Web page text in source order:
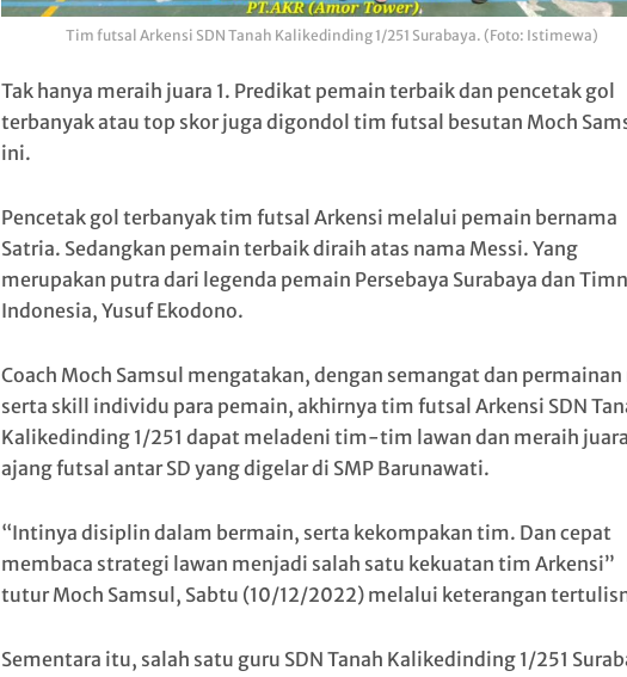
Tim futsal Arkensi SDN Tanah Kalikedinding 1/251 Surabaya. (Foto: Istimewa)
Tak hanya meraih juara 1. Predikat pemain terbaik dan pencetak gol
terbanyak atau top skor juga digondol tim futsal besutan Moch
ini.
Pencetak gol terbanyak tim futsal Arkensi melalui pemain bernama
Satria. Sedangkan pemain terbaik diraih atas nama Messi. Yang
merupakan putra dari legenda pemain Persebaya Surabaya dan
Indonesia, Yusuf Ekodono.
Coach Moch Samsul mengatakan, dengan semangat dan permainan
serta skill individu para pemain, akhirnya tim futsal Arkensi SDN
Kalikedinding 1/251 dapat meladeni tim-tim lawan dan meraih juara
ajang futsal antar SD yang digelar di SMP Barunawati.
“Intinya disiplin dalam bermain, serta kekompakan tim. Dan cepat
membaca strategi lawan menjadi salah satu kekuatan tim Arkensi”
tutur Moch Samsul, Sabtu (10/12/2022) melalui keterangan
Sementara itu, salah satu guru SDN Tanah Kalikedinding 1/251